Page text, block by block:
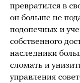
превратился в
он больше не
подопечных и
собственного
наследники
сломать и
управления